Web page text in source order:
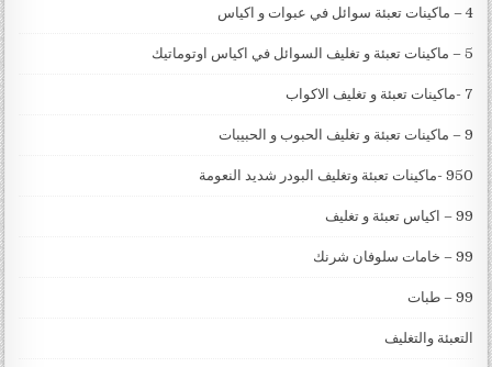
4 – ماكينات تعبئة سوائل في عبوات و اكياس
5 – ماكينات تعبئة و تغليف السوائل في اكياس اوتوماتيك
7 -ماكينات تعبئة و تغليف الاكواب
9 – ماكينات تعبئة و تغليف الحبوب و الحبيبات
950 -ماكينات تعبئة وتغليف البودر شديد النعومة
99 – اكياس تعبئة و تغليف
99 – خامات سلوفان شرنك
99 – طبات
التعبئة والتغليف